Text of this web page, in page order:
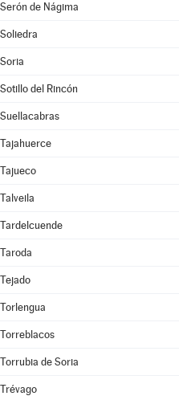
Serón de Nágima
Soliedra
Soria
Sotillo del Rincón
Suellacabras
Tajahuerce
Tajueco
Talveila
Tardelcuende
Taroda
Tejado
Torlengua
Torreblacos
Torrubia de Soria
Trévago